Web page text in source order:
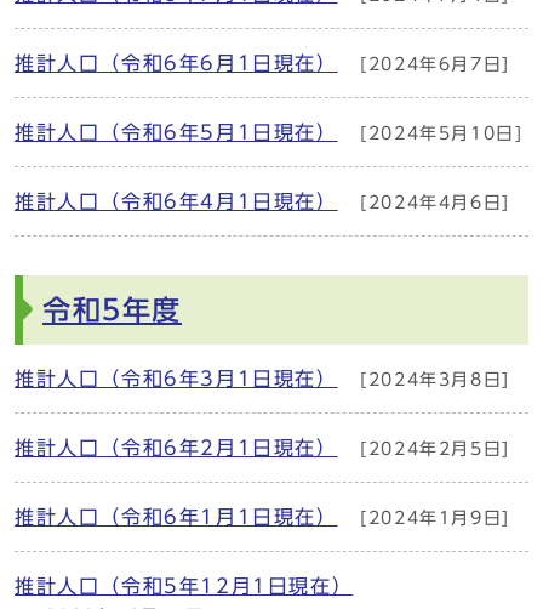
推計人口（令和6年6月1日現在） [2024年6月7日]
推計人口（令和6年5月1日現在） [2024年5月10日]
推計人口（令和6年4月1日現在） [2024年4月6日]
令和5年度
推計人口（令和6年3月1日現在） [2024年3月8日]
推計人口（令和6年2月1日現在） [2024年2月5日]
推計人口（令和6年1月1日現在） [2024年1月9日]
推計人口（令和5年12月1日現在）